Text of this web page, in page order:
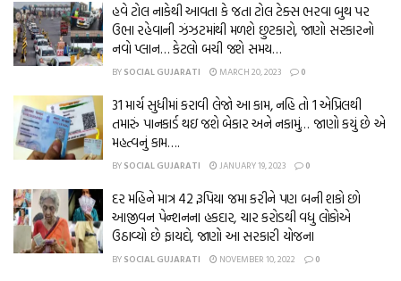
હવે ટોલ નાકેથી આવતા કે જતા ટોલ ટેક્સ ભરવા બુથ પર
ઉભા રહેવાની ઝંઝટમાંથી મળશે છુટકારો, જાણો સરકારનો
નવો પ્લાન… કેટલો બચી જશે સમય…
BY SOCIAL GUJARATI MARCH 20, 2023 0
31 માર્ચ સુધીમાં કરાવી લેજો આ કામ, નહિ તો 1 એપ્રિલથી
તમારું પાનકાર્ડ થઇ જશે બેકાર અને નકામું… જાણો કયું છે એ
મહત્વનું કામ….
BY SOCIAL GUJARATI JANUARY 19, 2023 0
દર મહિને માત્ર 42 રૂપિયા જમા કરીને પણ બની શકો છો
આજીવન પેન્શનના હકદાર, ચાર કરોડથી વધુ લોકોએ
ઉઠાવ્યો છે ફાયદો, જાણો આ સરકારી યોજના
BY SOCIAL GUJARATI NOVEMBER 10, 2022 0